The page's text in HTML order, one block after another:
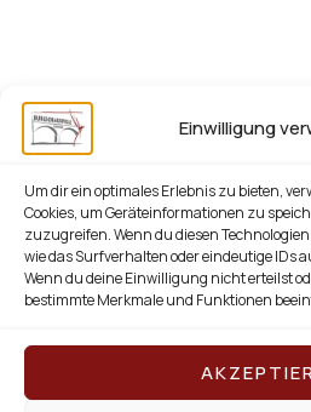
Einwilligung
Um dir ein optimales Erlebnis zu bieten,
Cookies, um Geräteinformationen zu
zuzugreifen. Wenn du diesen
wie das Surfverhalten oder eindeutige IDs
Wenn du deine Einwilligung nicht erteilst
bestimmte Merkmale und Funktionen
Impressum